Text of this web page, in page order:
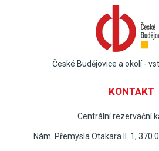
České Budějovice a okolí -
KONTAKT
Centrální rezervační
Nám. Přemysla Otakara II. 1, 370